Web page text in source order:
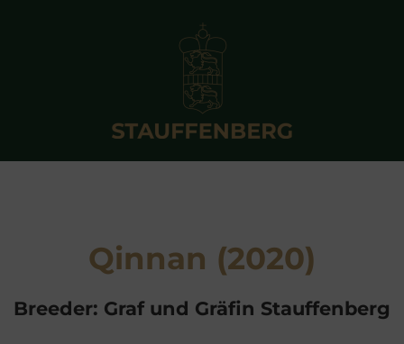
Qinnan (2020)
Breeder: Graf und Gräfin Stauffenberg